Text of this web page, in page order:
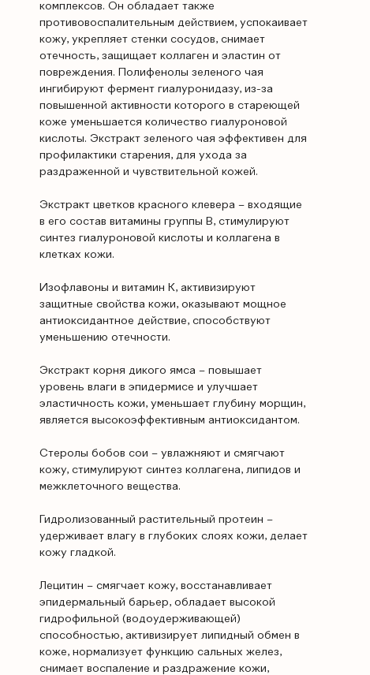
комплексов. Он обладает также
противовоспалительным действием, успокаивает
кожу, укрепляет стенки сосудов, снимает
отечность, защищает коллаген и эластин от
повреждения. Полифенолы зеленого чая
ингибируют фермент гиалуронидазу, из-за
повышенной активности которого в стареющей
коже уменьшается количество гиалуроновой
кислоты. Экстракт зеленого чая эффективен для
профилактики старения, для ухода за
раздраженной и чувствительной кожей.
Экстракт цветков красного клевера – входящие
в его состав витамины группы В, стимулируют
синтез гиалуроновой кислоты и коллагена в
клетках кожи.
Изофлавоны и витамин К, активизируют
защитные свойства кожи, оказывают мощное
антиоксидантное действие, способствуют
уменьшению отечности.
Экстракт корня дикого ямса – повышает
уровень влаги в эпидермисе и улучшает
эластичность кожи, уменьшает глубину морщин,
является высокоэффективным антиоксидантом.
Стеролы бобов сои – увлажняют и смягчают
кожу, стимулируют синтез коллагена, липидов и
межклеточного вещества.
Гидролизованный растительный протеин –
удерживает влагу в глубоких слоях кожи, делает
кожу гладкой.
Лецитин – смягчает кожу, восстанавливает
эпидермальный барьер, обладает высокой
гидрофильной (водоудерживающей)
способностью, активизирует липидный обмен в
коже, нормализует функцию сальных желез,
снимает воспаление и раздражение кожи,